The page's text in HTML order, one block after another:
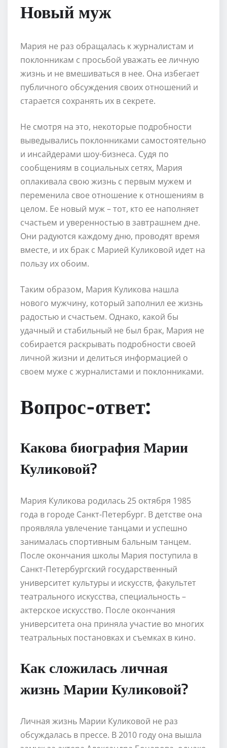
Новый муж
Мария не раз обращалась к журналистам и
поклонникам с просьбой уважать ее личную
жизнь и не вмешиваться в нее. Она избегает
публичного обсуждения своих отношений и
старается сохранять их в секрете.
Не смотря на это, некоторые подробности
выведывались поклонниками самостоятельно
и инсайдерами шоу-бизнеса. Судя по
сообщениям в социальных сетях, Мария
оплакивала свою жизнь с первым мужем и
переменила свое отношение к отношениям в
целом. Ее новый муж – тот, кто ее наполняет
счастьем и уверенностью в завтрашнем дне.
Они радуются каждому дню, проводят время
вместе, и их брак с Марией Куликовой идет на
пользу их обоим.
Таким образом, Мария Куликова нашла
нового мужчину, который заполнил ее жизнь
радостью и счастьем. Однако, какой бы
удачный и стабильный не был брак, Мария не
собирается раскрывать подробности своей
личной жизни и делиться информацией о
своем муже с журналистами и поклонниками.
Вопрос-ответ:
Какова биография Марии
Куликовой?
Мария Куликова родилась 25 октября 1985
года в городе Санкт-Петербург. В детстве она
проявляла увлечение танцами и успешно
занималась спортивным бальным танцем.
После окончания школы Мария поступила в
Санкт-Петербургский государственный
университет культуры и искусств, факультет
театрального искусства, специальность –
актерское искусство. После окончания
университета она приняла участие во многих
театральных постановках и съемках в кино.
Как сложилась личная
жизнь Марии Куликовой?
Личная жизнь Марии Куликовой не раз
обсуждалась в прессе. В 2010 году она вышла